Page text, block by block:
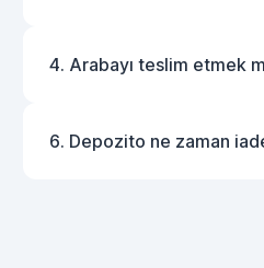
4. Arabayı teslim etmek
6. Depozito ne zaman